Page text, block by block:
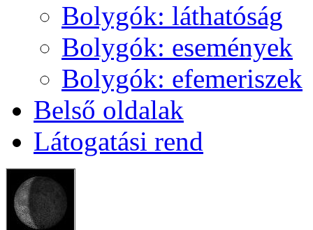
Boly­gók: lát­ha­tó­ság
Boly­gók: ese­mé­nyek
Boly­gók: efe­me­ri­szek
Bel­ső ol­da­lak
Lá­to­ga­tá­si rend